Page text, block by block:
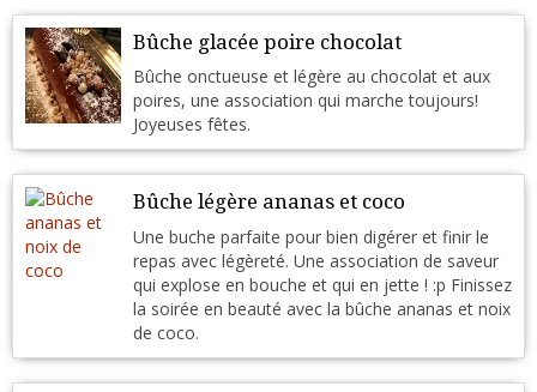
Bûche glacée poire chocolat
Bûche onctueuse et légère au chocolat et aux
poires, une association qui marche toujours!
Joyeuses fêtes.
Bûche légère ananas et coco
Une buche parfaite pour bien digérer et finir le
repas avec légèreté. Une association de saveur
qui explose en bouche et qui en jette ! :p Finissez
la soirée en beauté avec la bûche ananas et noix
de coco.